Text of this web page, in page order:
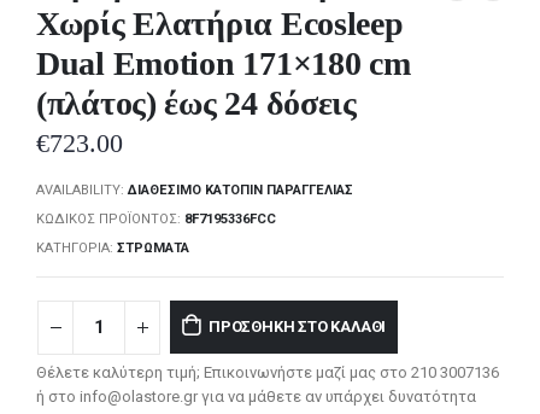
Χωρίς Ελατήρια Ecosleep
Dual Emotion 171×180 cm
(πλάτος) έως 24 δόσεις
€723.00
AVAILABILITY:ΔΙΑΘΈΣΙΜΟ ΚΑΤΌΠΙΝ ΠΑΡΑΓΓΕΛΊΑΣ
ΚΩΔΙΚΌΣ ΠΡΟΪΌΝΤΟΣ: 8F7195336FCC
ΚΑΤΗΓΟΡΊΑ: ΣΤΡΏΜΑΤΑ
ΠΡΟΣΘΉΚΗ ΣΤΟ ΚΑΛΆΘΙ
Θέλετε καλύτερη τιμή; Επικοινωνήστε μαζί μας στο 210 3007136
ή στο info@olastore.gr για να μάθετε αν υπάρχει δυνατότητα